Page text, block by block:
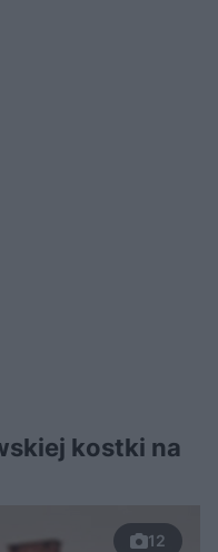
kostki na
12